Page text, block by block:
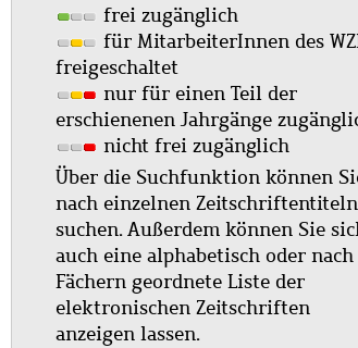
frei zugänglich
für MitarbeiterInnen des
freigeschaltet
nur für einen Teil der
erschienenen Jahrgänge
nicht frei zugänglich
Über die Suchfunktion können
nach einzelnen Zeitschriftentiteln
suchen. Außerdem können Sie
auch eine alphabetisch oder nach
Fächern geordnete Liste der
elektronischen Zeitschriften
anzeigen lassen.